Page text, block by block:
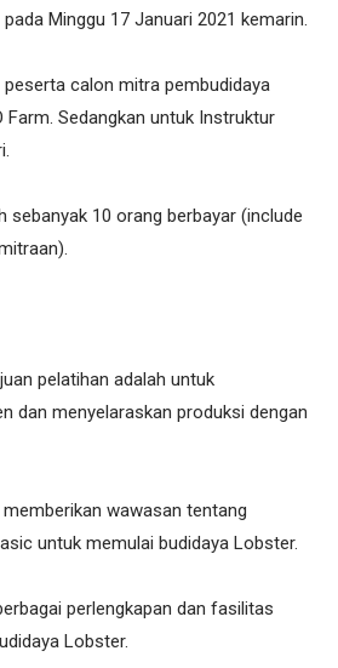
Minggu 17 Januari 2021 kemarin.
peserta calon mitra pembudidaya
Farm. Sedangkan untuk Instruktur
sebanyak 10 orang berbayar (include
pelatihan adalah untuk
dan menyelaraskan produksi dengan
wawasan tentang
untuk memulai budidaya Lobster.
perlengkapan dan fasilitas
Lobster.